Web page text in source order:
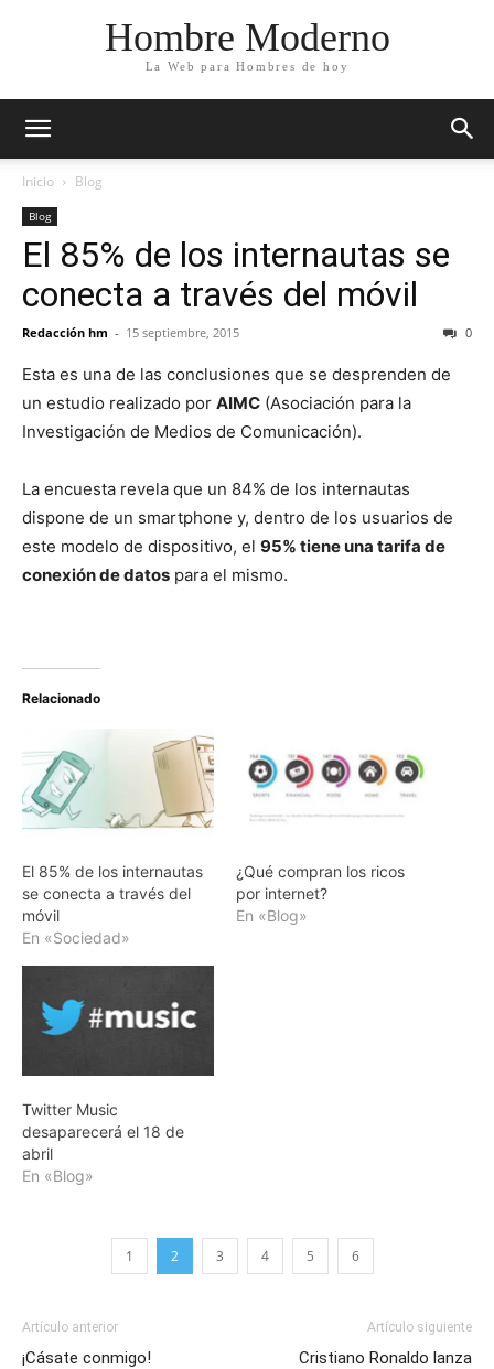
Hombre Moderno
La Web para Hombres de hoy
Inicio Blog
Blog
El 85% de los internautas se
conecta a través del móvil
Redacción hm - 15 septiembre, 2015 0
Esta es una de las conclusiones que se desprenden de
un estudio realizado por AIMC (Asociación para la
Investigación de Medios de Comunicación).
La encuesta revela que un 84% de los internautas
dispone de un smartphone y, dentro de los usuarios de
este modelo de dispositivo, el 95% tiene una tarifa de
conexión de datos para el mismo.
Relacionado
El 85% de los internautas
se conecta a través del
móvil
En «Sociedad»
¿Qué compran los ricos
por internet?
En «Blog»
Twitter Music
desaparecerá el 18 de
abril
En «Blog»
1 2 3 4 5 6
Artículo anterior
¡Cásate conmigo!
Artículo siguiente
Cristiano Ronaldo lanza